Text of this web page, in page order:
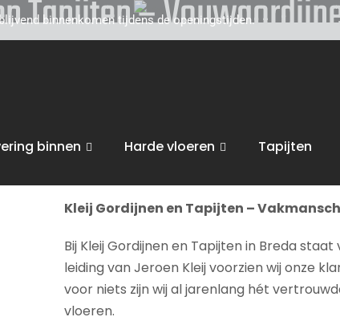
binnenkomen tijdens de openingstijden.
binnen Harde vloeren Tapijten
Tapijten –
van uw interieur, van raamdecoratie of
Kleij Gordijnen en Tapijten –
Bij Kleij Gordijnen en Tapijten in Breda
leiding van Jeroen Kleij voorzien wij onze
voor niets zijn wij al jarenlang hét
vloeren.